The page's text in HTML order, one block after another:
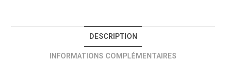
DESCRIPTION
INFORMATIONS COMPLÉMENTAIRES